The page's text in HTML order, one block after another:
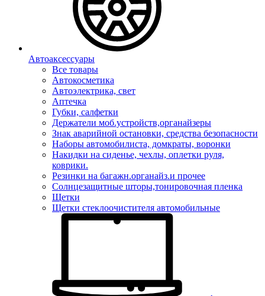
Автоаксессуары
Все товары
Автокосметика
Автоэлектрика, свет
Аптечка
Губки, салфетки
Держатели моб.устройств,органайзеры
Знак аварийной остановки, средства безопасности
Наборы автомобилиста, домкраты, воронки
Накидки на сиденье, чехлы, оплетки руля,
коврики.
Резинки на багажн.органайз.и прочее
Солнцезащитные шторы,тонировочная пленка
Щетки
Щетки стеклоочистителя автомобильные